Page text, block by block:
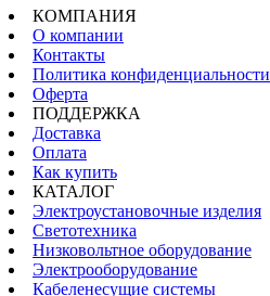
КОМПАНИЯ
О компании
Контакты
Политика конфиденциальности
Оферта
ПОДДЕРЖКА
Доставка
Оплата
Как купить
КАТАЛОГ
Электроустановочные изделия
Светотехника
Низковольтное оборудование
Электрооборудование
Кабеленесущие системы